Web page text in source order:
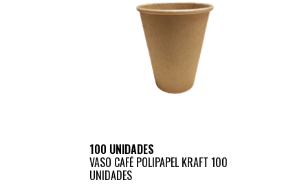
100 UNIDADES
VASO CAFÉ POLIPAPEL KRAFT 100
UNIDADES